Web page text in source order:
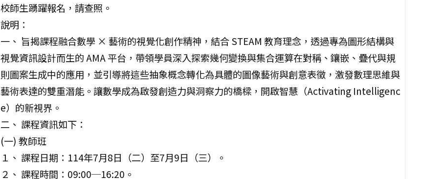
校師生踴躍報名，請查照。
說明：
一、 旨揭課程融合數學 × 藝術的視覺化創作精神，結合 STEAM 教育理念，透過專為圖形結構與
視覺資訊設計而生的 AMA 平台，帶領學員深入探索幾何變換與集合運算在對稱、鑲嵌、疊代與規
則圖案生成中的應用，並引導將這些抽象概念轉化為具體的圖像藝術與創意表徵，激發數理思維與
藝術表達的雙重潛能。讓數學成為啟發創造力與洞察力的橋樑，開啟智慧（Activating Intelligenc
e）的新視界。
二、 課程資訊如下：
(一) 教師班
１、 課程日期：114年7月8日（二）至7月9日（三）。
２、 課程時間：09:00─16:20。